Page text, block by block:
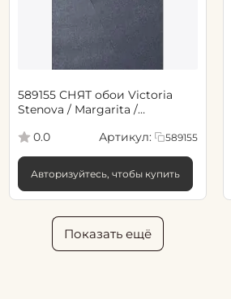
589155 СНЯТ обои Victoria
Stenova / Margarita /
0.0
Артикул: 589155
Авторизуйтесь, чтобы купить
Показать ещё